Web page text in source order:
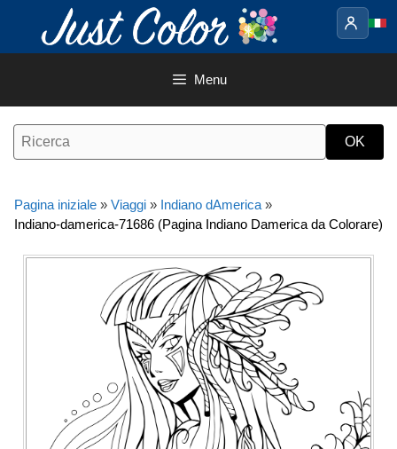
contenuto
Menu
Pagina iniziale » Viaggi » Indiano dAmerica »
Indiano-damerica-71686 (Pagina Indiano Damerica da Colorare)